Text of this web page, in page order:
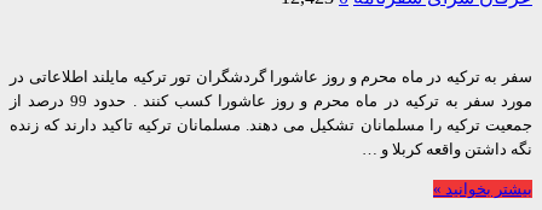
ترکیه در ماه محرم و روز عاشورا گردشگران تور ترکیه مایلند اطلاعاتی در
مورد سفر به ترکیه در ماه محرم و روز عاشورا کسب کنند . حدود 99 درصد از
ترکیه را مسلمانان تشکیل می دهند. مسلمانان ترکیه تاکید دارند که زنده
واقعه کربلا و …
بخوانید »